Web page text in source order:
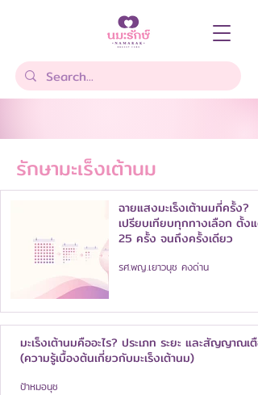
รักษามะเร็งเต้านม
ฉายแสงมะเร็งเต้านมกี่ครั้ง?
เปรียบเทียบทุกทางเลือก ตั้งแต่
25 ครั้ง จนถึงครั้งเดียว
รศ.พญ.เยาวนุช คงด่าน
มะเร็งเต้านมคืออะไร? ประเภท ระยะ และสัญญาณเตื
(ความรู้เบื้องต้นเกี่ยวกับมะเร็งเต้านม)
ป้าหมอนุช